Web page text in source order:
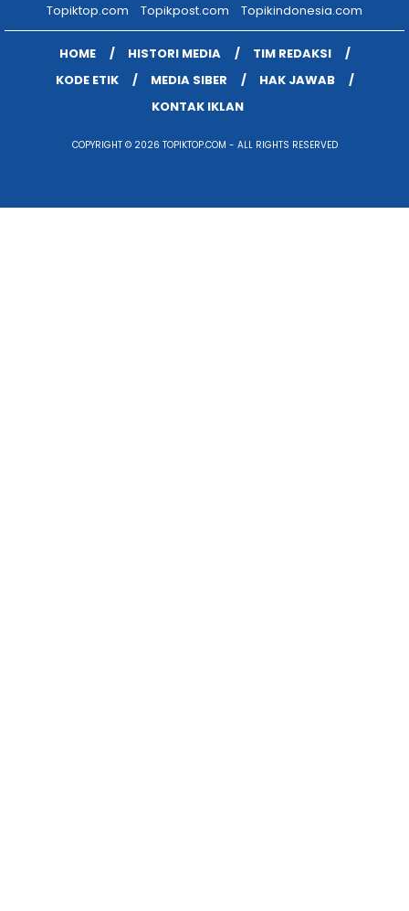
Topiktop.com
Topikpost.com Topikindonesia.com
HOME HISTORI MEDIA
TIM REDAKSI
KODE ETIK
MEDIA SIBER
HAK JAWAB
KONTAK IKLAN
COPYRIGHT © 2026 TOPIKTOP.COM - ALL RIGHTS RESERVED